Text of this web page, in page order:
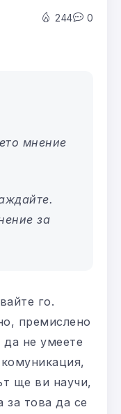
244 0
мнение
за
го.
премислено
не умеете
ще ви научи,
за това да се